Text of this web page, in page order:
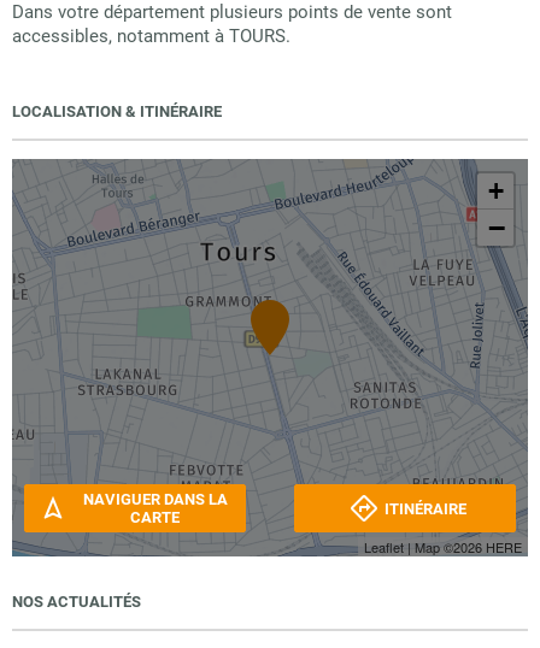
Dans votre département plusieurs points de vente sont
accessibles, notamment à TOURS.
LOCALISATION & ITINÉRAIRE
+
−
Leaflet | Map ©2026 HERE
NAVIGUER DANS LA
CARTE
ITINÉRAIRE
NOS ACTUALITÉS